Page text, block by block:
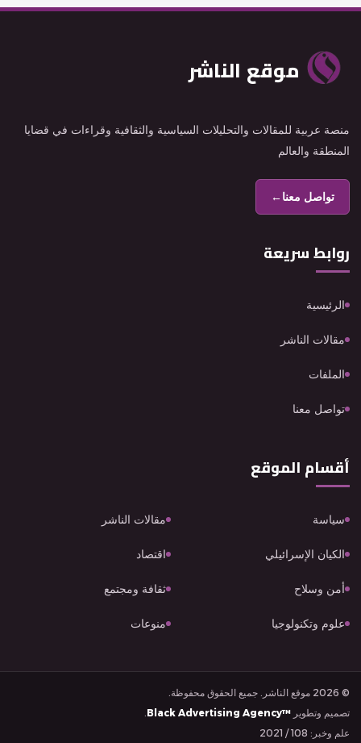
موقع الناشر
منصة عربية للمقالات والتحليلات السياسية والثقافية وقراءات في قضايا
المنطقة والعالم
تواصل معنا←
روابط سريعة
الرئيسية
مقالات الناشر
الملفات
تواصل معنا
أقسام الموقع
سياسة مقالات الناشر
الكيان الإسرائيلي اقتصاد
أمن وسلاح ثقافة ومجتمع
علوم وتكنولوجيا منوعات
© 2026 موقع الناشر. جميع الحقوق محفوظة.
تصميم وتطوير Black Advertising Agency™
.
علم وخبر: 108 / 2021